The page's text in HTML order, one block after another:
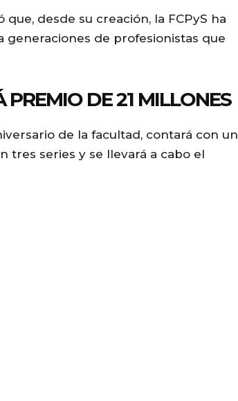
desde su creación, la FCPyS ha
generaciones de profesionistas que
PREMIO DE 21 MILLONES
de la facultad, contará con un
tres series y se llevará a cabo el